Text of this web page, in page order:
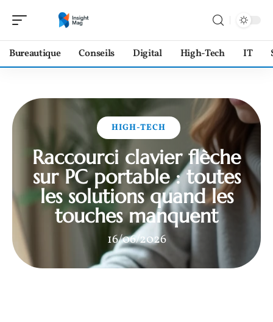
Bureautique Conseils Digital High-Tech IT
HIGH-TECH
Raccourci clavier flèche
sur PC portable : toutes
les solutions quand les
touches manquent
16/06/2026